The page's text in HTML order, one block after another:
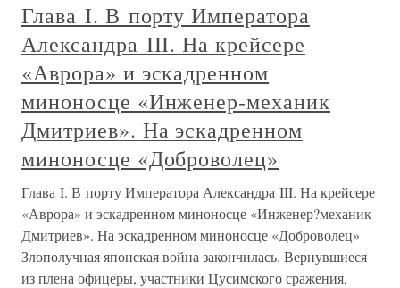
Глава I. В порту Императора
Александра III. На крейсере
«Аврора» и эскадренном
миноносце «Инженер‑механик
Дмитриев». На эскадренном
миноносце «Доброволец»
Глава I. В порту Императора Александра III. На крейсере
«Аврора» и эскадренном миноносце «Инженер?механик
Дмитриев». На эскадренном миноносце «Доброволец»
Злополучная японская война закончилась. Вернувшиеся
из плена офицеры, участники Цусимского сражения,